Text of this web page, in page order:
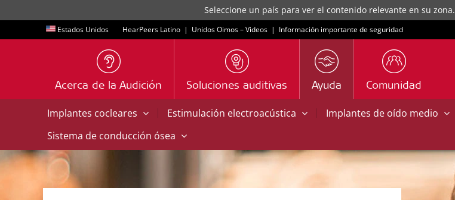
Seleccione un país para ver el contenido relevante en su zona.
Estados Unidos HearPeers Latino | Unidos Oimos – Videos | Información importante de seguridad
Acerca de la Audición Soluciones auditivas Ayuda Comunidad
Implantes cocleares | Estimulación electroacústica | Implantes de oído medio
Sistema de conducción ósea